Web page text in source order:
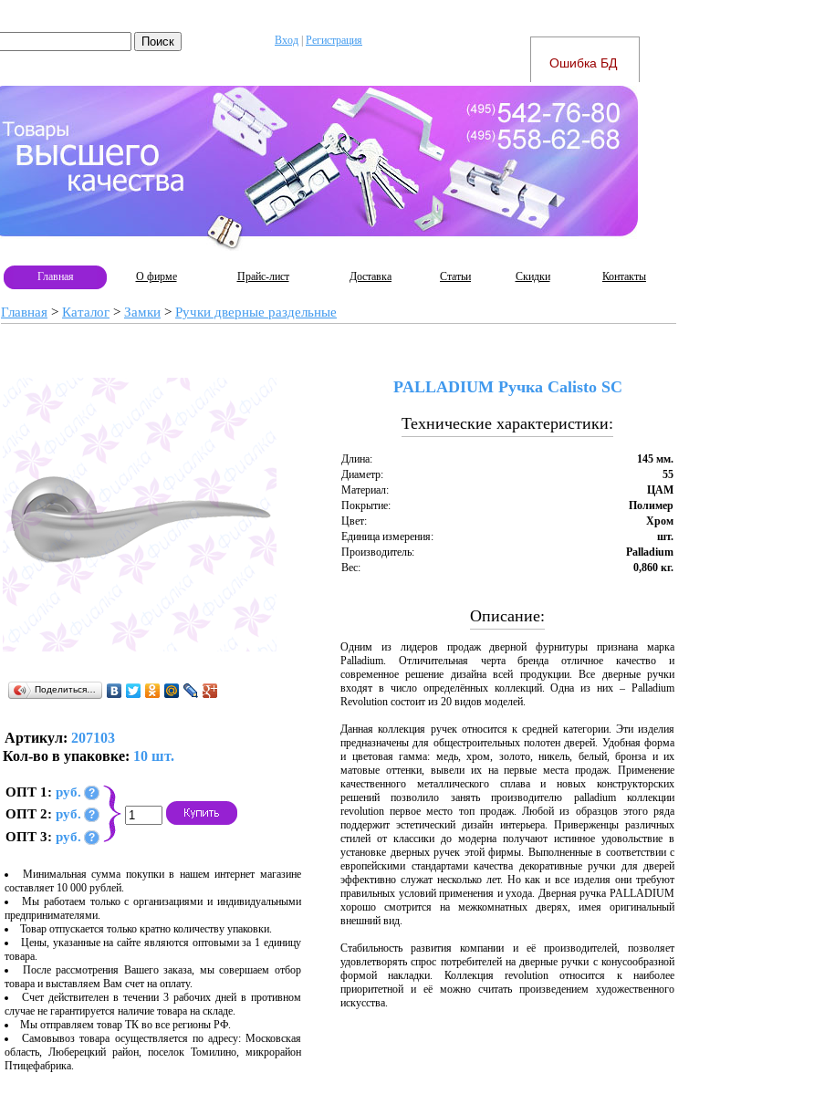
Вход Регистрация
Главная О фирме Прайс-лист Доставка Статьи Скидки Контакты
Главная > Каталог > Замки > Ручки дверные раздельные
Поделиться…
Артикул: 207103
Кол-во в упаковке: 10 шт.
ОПТ 1: руб. ?
ОПТ 2: руб. ?
ОПТ 3: руб. ?
Минимальная сумма покупки в нашем интернет магазине
составляет 10 000 рублей.
Мы работаем только с организациями и индивидуальными
предпринимателями.
Товар отпускается только кратно количеству упаковки.
Цены, указанные на сайте являются оптовыми за 1 единицу
товара.
После рассмотрения Вашего заказа, мы совершаем отбор
товара и выставляем Вам счет на оплату.
Счет действителен в течении 3 рабочих дней в противном
случае не гарантируется наличие товара на складе.
Мы отправляем товар ТК во все регионы РФ.
Самовывоз товара осуществляется по адресу: Московская
область, Люберецкий район, поселок Томилино, микрорайон
Птицефабрика.
PALLADIUM Ручка Calisto SC
Технические характеристики:
Длина:
145 мм.
Диаметр:
55
Материал:
ЦАМ
Покрытие:
Полимер
Цвет:
Хром
Единица измерения:
шт.
Производитель:
Palladium
Вес:
0,860 кг.
Описание:
Одним из лидеров продаж дверной фурнитуры признана марка
Palladium. Отличительная черта бренда отличное качество и
современное решение дизайна всей продукции. Все дверные ручки
входят в число определённых коллекций. Одна из них – Palladium
Revolution состоит из 20 видов моделей.
Данная коллекция ручек относится к средней категории. Эти изделия
предназначены для общестроительных полотен дверей. Удобная форма
и цветовая гамма: медь, хром, золото, никель, белый, бронза и их
матовые оттенки, вывели их на первые места продаж. Применение
качественного металлического сплава и новых конструкторских
решений позволило занять производителю palladium коллекции
revolution первое место топ продаж. Любой из образцов этого ряда
поддержит эстетический дизайн интерьера. Приверженцы различных
стилей от классики до модерна получают истинное удовольствие в
установке дверных ручек этой фирмы. Выполненные в соответствии с
европейскими стандартами качества декоративные ручки для дверей
эффективно служат несколько лет. Но как и все изделия они требуют
правильных условий применения и ухода. Дверная ручка PALLADIUM
хорошо смотрится на межкомнатных дверях, имея оригинальный
внешний вид.
Стабильность развития компании и её производителей, позволяет
удовлетворять спрос потребителей на дверные ручки с конусообразной
формой накладки. Коллекция revolution относится к наиболее
приоритетной и её можно считать произведением художественного
искусства.